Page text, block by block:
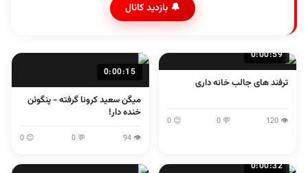
🔔 بازدید کانال
0:00:59
ترفند های جالب خانه داری
👁 120
💬 0
😊 0
0:00:15
میگن سعید کرونا گرفته - پنگوئن
خنده دار!
👁 94
💬 0
😊 0
0:00:32